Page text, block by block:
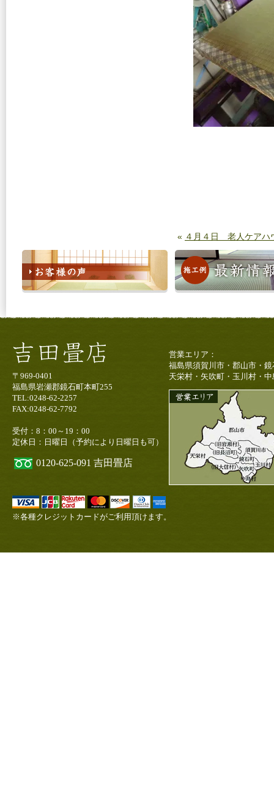
« ４月４日 老人ケアハ
〒969-0401
福島県岩瀬郡鏡石町本町255
TEL:0248-62-2257
FAX:0248-62-7792
受付：8：00～19：00
定休日：日曜日（予約により日曜日も可）
0120-625-091 吉田畳店
営業エリア：
福島県須賀川市・郡山市・鏡
天栄村・矢吹町・玉川村・中
※各種クレジットカードがご利用頂けます。